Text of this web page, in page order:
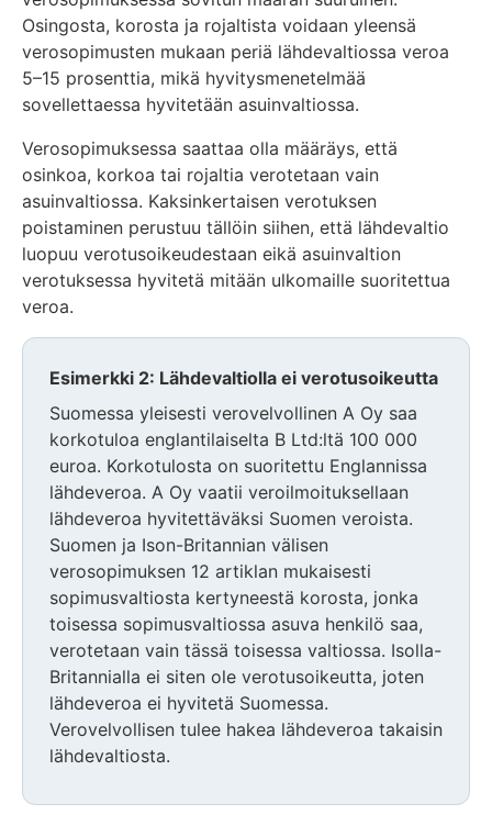
Osingosta, korosta ja rojaltista voidaan yleensä
verosopimusten mukaan periä lähdevaltiossa veroa
5–15 prosenttia, mikä hyvitysmenetelmää
sovellettaessa hyvitetään asuinvaltiossa.
Verosopimuksessa saattaa olla määräys, että
osinkoa, korkoa tai rojaltia verotetaan vain
asuinvaltiossa. Kaksinkertaisen verotuksen
poistaminen perustuu tällöin siihen, että lähdevaltio
luopuu verotusoikeudestaan eikä asuinvaltion
verotuksessa hyvitetä mitään ulkomaille suoritettua
veroa.
Esimerkki 2: Lähdevaltiolla ei verotusoikeutta
Suomessa yleisesti verovelvollinen A Oy saa
korkotuloa englantilaiselta B Ltd:ltä 100 000
euroa. Korkotulosta on suoritettu Englannissa
lähdeveroa. A Oy vaatii veroilmoituksellaan
lähdeveroa hyvitettäväksi Suomen veroista.
Suomen ja Ison-Britannian välisen
verosopimuksen 12 artiklan mukaisesti
sopimusvaltiosta kertyneestä korosta, jonka
toisessa sopimusvaltiossa asuva henkilö saa,
verotetaan vain tässä toisessa valtiossa. Isolla-
Britannialla ei siten ole verotusoikeutta, joten
lähdeveroa ei hyvitetä Suomessa.
Verovelvollisen tulee hakea lähdeveroa takaisin
lähdevaltiosta.